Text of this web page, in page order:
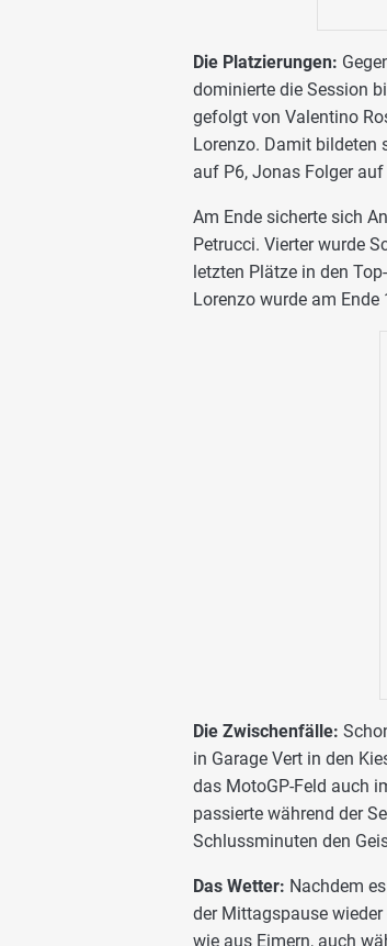
Die Platzierungen:
dominierte die Session
gefolgt von Valentino
Lorenzo. Damit bildeten
auf P6, Jonas Folger
Am Ende sicherte sich
Petrucci. Vierter wurde
letzten Plätze in den
Lorenzo wurde am
Die Zwischenfälle:
in Garage Vert in den
das MotoGP-Feld auch
passierte während der
Schlussminuten den
Das Wetter: Nachdem
der Mittagspause
wie aus Eimern, auch